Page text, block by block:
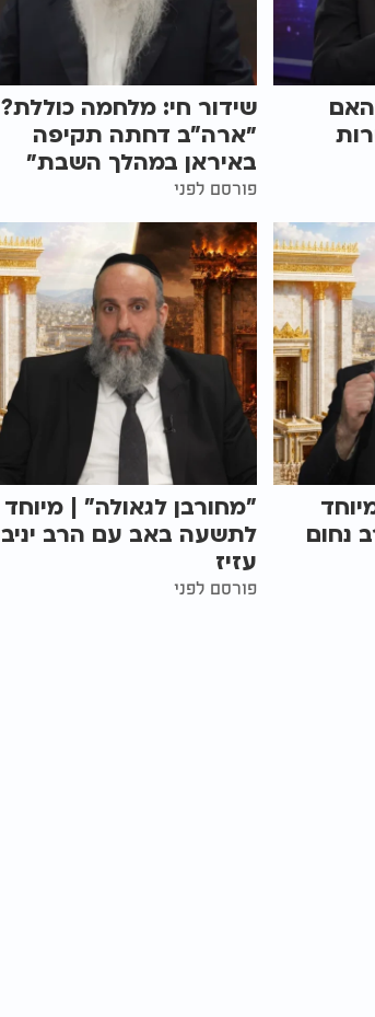
שידור חי: מלחמה כוללת?
״ארה"ב דחתה תקיפה
באיראן במהלך השבת״
פורסם לפני
נחום
"מחורבן לגאולה" | מיוחד
לתשעה באב עם הרב יניב
עזיז
פורסם לפני